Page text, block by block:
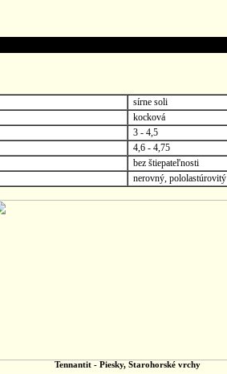
sírne soli
kocková
3 - 4,5
4,6 - 4,75
bez štiepateľnosti
nerovný, pololastúrovitý
Tennantit - Piesky, Starohorské vrchy